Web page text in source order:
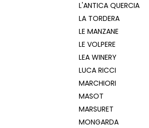
L'ANTICA QUERCIA
LA TORDERA
LE MANZANE
LE VOLPERE
LEA WINERY
LUCA RICCI
MARCHIORI
MASOT
MARSURET
MONGARDA